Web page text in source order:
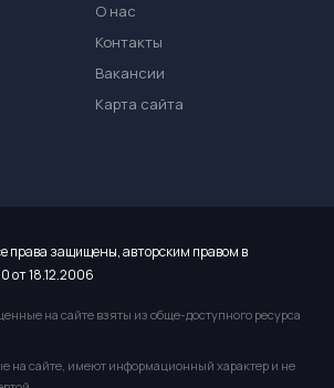
О нас
Контакты
Вакансии
Карта сайта
права защищены, авторским правом в
от 18.12.2006
на сайте взяты из обще-доступного ресурса
на сайте, имеют информационный характер и не